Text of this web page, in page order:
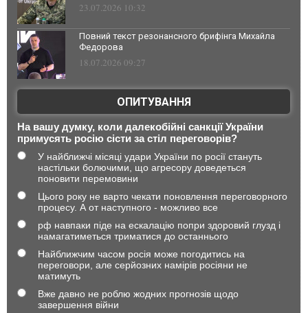
23.07.2026 10:32
Повний текст резонансного брифінга Михайла
Федорова
18.07.2026 09:27
ОПИТУВАННЯ
На вашу думку, коли далекобійні санкції України
примусять росію сісти за стіл переговорів?
У найближчі місяці удари України по росії стануть
настільки болючими, що агресору доведеться
поновити перемовини
Цього року не варто чекати поновлення переговорного
процесу. А от наступного - можливо все
рф навпаки піде на ескалацію попри здоровий глузд і
намагатиметься триматися до останнього
Найближчим часом росія може погодитись на
переговори, але серйозних намірів росіяни не
матимуть
Вже давно не роблю жодних прогнозів щодо
завершення війни